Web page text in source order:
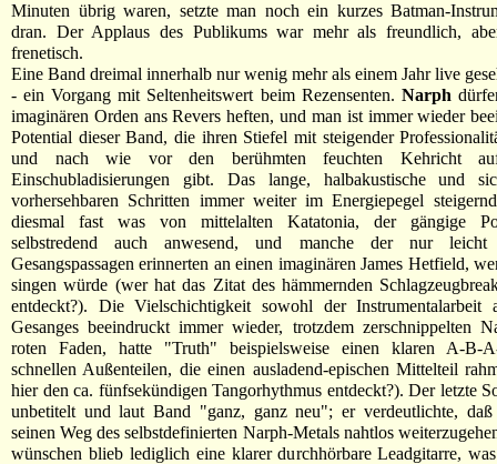
Minuten übrig waren, setzte man noch ein kurzes Batman-
dran. Der Applaus des Publikums war mehr als freundlich,
frenetisch.
Eine Band dreimal innerhalb nur wenig mehr als einem Jahr live
- ein Vorgang mit Seltenheitswert beim Rezensenten. Narph
imaginären Orden ans Revers heften, und man ist immer wieder
Potential dieser Band, die ihren Stiefel mit steigender
und nach wie vor den berühmten feuchten Kehricht
Einschubladisierungen gibt. Das lange, halbakustische und
vorhersehbaren Schritten immer weiter im Energiepegel
diesmal fast was von mittelalten Katatonia, der gängige
selbstredend auch anwesend, und manche der nur leicht
Gesangspassagen erinnerten an einen imaginären James Hetfield,
singen würde (wer hat das Zitat des hämmernden
entdeckt?). Die Vielschichtigkeit sowohl der Instrumentalarbeit
Gesanges beeindruckt immer wieder, trotzdem zerschnippelten
roten Faden, hatte "Truth" beispielsweise einen klaren A-B-
schnellen Außenteilen, die einen ausladend-epischen Mittelteil
hier den ca. fünfsekündigen Tangorhythmus entdeckt?). Der letzte
unbetitelt und laut Band "ganz, ganz neu"; er verdeutlichte, daß
seinen Weg des selbstdefinierten Narph-Metals nahtlos
wünschen blieb lediglich eine klarer durchhörbare Leadgitarre,